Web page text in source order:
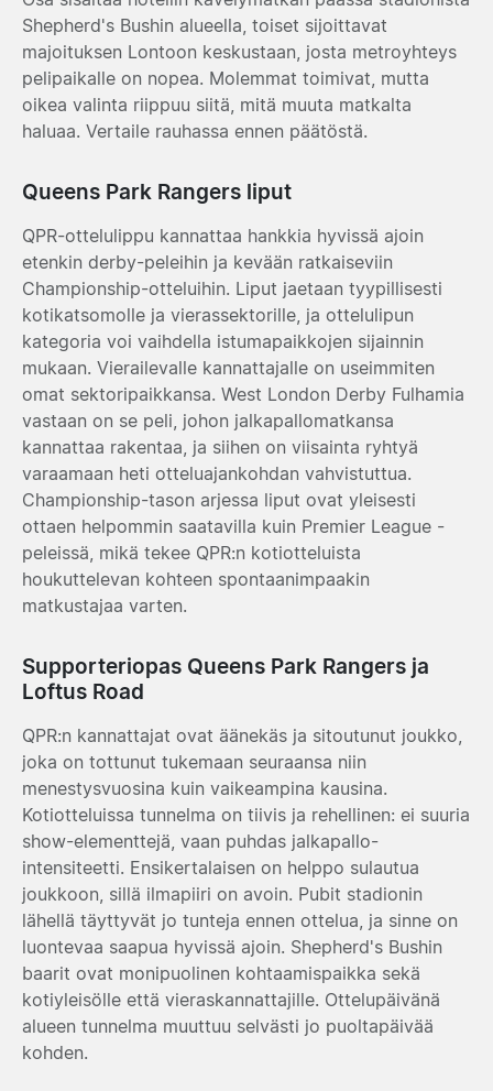
Shepherd's Bushin alueella, toiset sijoittavat
majoituksen Lontoon keskustaan, josta metroyhteys
pelipaikalle on nopea. Molemmat toimivat, mutta
oikea valinta riippuu siitä, mitä muuta matkalta
haluaa. Vertaile rauhassa ennen päätöstä.
Queens Park Rangers liput
QPR-ottelulippu kannattaa hankkia hyvissä ajoin
etenkin derby-peleihin ja kevään ratkaiseviin
Championship-otteluihin. Liput jaetaan tyypillisesti
kotikatsomolle ja vierassektorille, ja ottelulipun
kategoria voi vaihdella istumapaikkojen sijainnin
mukaan. Vierailevalle kannattajalle on useimmiten
omat sektoripaikkansa. West London Derby Fulhamia
vastaan on se peli, johon jalkapallomatkansa
kannattaa rakentaa, ja siihen on viisainta ryhtyä
varaamaan heti otteluajankohdan vahvistuttua.
Championship-tason arjessa liput ovat yleisesti
ottaen helpommin saatavilla kuin Premier League -
peleissä, mikä tekee QPR:n kotiotteluista
houkuttelevan kohteen spontaanimpaakin
matkustajaa varten.
Supporteriopas Queens Park Rangers ja
Loftus Road
QPR:n kannattajat ovat äänekäs ja sitoutunut joukko,
joka on tottunut tukemaan seuraansa niin
menestysvuosina kuin vaikeampina kausina.
Kotiotteluissa tunnelma on tiivis ja rehellinen: ei suuria
show-elementtejä, vaan puhdas jalkapallo-
intensiteetti. Ensikertalaisen on helppo sulautua
joukkoon, sillä ilmapiiri on avoin. Pubit stadionin
lähellä täyttyvät jo tunteja ennen ottelua, ja sinne on
luontevaa saapua hyvissä ajoin. Shepherd's Bushin
baarit ovat monipuolinen kohtaamispaikka sekä
kotiyleisölle että vieraskannattajille. Ottelupäivänä
alueen tunnelma muuttuu selvästi jo puoltapäivää
kohden.